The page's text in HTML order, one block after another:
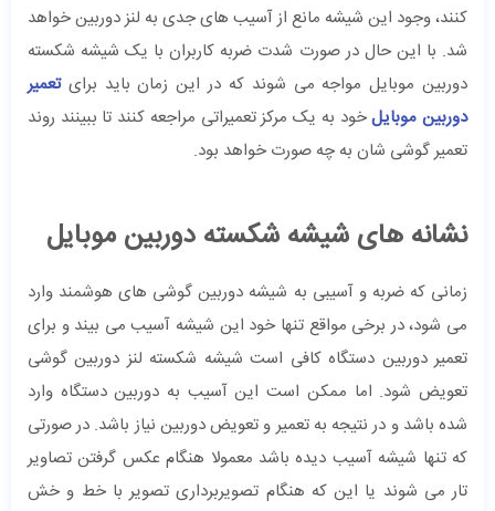
کنند، وجود این شیشه مانع از آسیب های جدی به لنز دوربین خواهد
شد. با این حال در صورت شدت ضربه کاربران با یک شیشه شکسته
دوربین موبایل مواجه می شوند که در این زمان باید برایتعمیر
دوربین موبایلخود به یک مرکز تعمیراتی مراجعه کنند تا ببینند روند
تعمیر گوشی شان به چه صورت خواهد بود.
نشانه های شیشه شکسته دوربین موبایل
زمانی که ضربه و آسیبی به شیشه دوربین گوشی های هوشمند وارد
می شود، در برخی مواقع تنها خود این شیشه آسیب می بیند و برای
تعمیر دوربین دستگاه کافی است شیشه شکسته لنز دوربین گوشی
تعویض شود. اما ممکن است این آسیب به دوربین دستگاه وارد
شده باشد و در نتیجه به تعمیر و تعویض دوربین نیاز باشد. در صورتی
که تنها شیشه آسیب دیده باشد معمولا هنگام عکس گرفتن تصاویر
تار می شوند یا این که هنگام تصویربرداری تصویر با خط و خش